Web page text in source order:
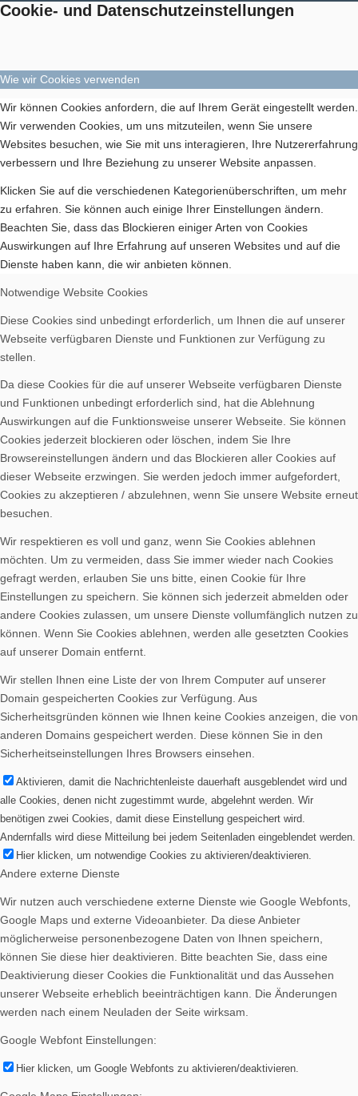
Cookie- und Datenschutzeinstellungen
Wie wir Cookies verwenden
Wir können Cookies anfordern, die auf Ihrem Gerät eingestellt werden.
Wir verwenden Cookies, um uns mitzuteilen, wenn Sie unsere
Websites besuchen, wie Sie mit uns interagieren, Ihre Nutzererfahrung
verbessern und Ihre Beziehung zu unserer Website anpassen.
Klicken Sie auf die verschiedenen Kategorienüberschriften, um mehr
zu erfahren. Sie können auch einige Ihrer Einstellungen ändern.
Beachten Sie, dass das Blockieren einiger Arten von Cookies
Auswirkungen auf Ihre Erfahrung auf unseren Websites und auf die
Dienste haben kann, die wir anbieten können.
Notwendige Website Cookies
Diese Cookies sind unbedingt erforderlich, um Ihnen die auf unserer
Webseite verfügbaren Dienste und Funktionen zur Verfügung zu
stellen.
Da diese Cookies für die auf unserer Webseite verfügbaren Dienste
und Funktionen unbedingt erforderlich sind, hat die Ablehnung
Auswirkungen auf die Funktionsweise unserer Webseite. Sie können
Cookies jederzeit blockieren oder löschen, indem Sie Ihre
Browsereinstellungen ändern und das Blockieren aller Cookies auf
dieser Webseite erzwingen. Sie werden jedoch immer aufgefordert,
Cookies zu akzeptieren / abzulehnen, wenn Sie unsere Website erneut
besuchen.
Wir respektieren es voll und ganz, wenn Sie Cookies ablehnen
möchten. Um zu vermeiden, dass Sie immer wieder nach Cookies
gefragt werden, erlauben Sie uns bitte, einen Cookie für Ihre
Einstellungen zu speichern. Sie können sich jederzeit abmelden oder
andere Cookies zulassen, um unsere Dienste vollumfänglich nutzen zu
können. Wenn Sie Cookies ablehnen, werden alle gesetzten Cookies
auf unserer Domain entfernt.
Wir stellen Ihnen eine Liste der von Ihrem Computer auf unserer
Domain gespeicherten Cookies zur Verfügung. Aus
Sicherheitsgründen können wie Ihnen keine Cookies anzeigen, die von
anderen Domains gespeichert werden. Diese können Sie in den
Sicherheitseinstellungen Ihres Browsers einsehen.
Aktivieren, damit die Nachrichtenleiste dauerhaft ausgeblendet wird und
alle Cookies, denen nicht zugestimmt wurde, abgelehnt werden. Wir
benötigen zwei Cookies, damit diese Einstellung gespeichert wird.
Andernfalls wird diese Mitteilung bei jedem Seitenladen eingeblendet werden.
Hier klicken, um notwendige Cookies zu aktivieren/deaktivieren.
Andere externe Dienste
Wir nutzen auch verschiedene externe Dienste wie Google Webfonts,
Google Maps und externe Videoanbieter. Da diese Anbieter
möglicherweise personenbezogene Daten von Ihnen speichern,
können Sie diese hier deaktivieren. Bitte beachten Sie, dass eine
Deaktivierung dieser Cookies die Funktionalität und das Aussehen
unserer Webseite erheblich beeinträchtigen kann. Die Änderungen
werden nach einem Neuladen der Seite wirksam.
Google Webfont Einstellungen:
Hier klicken, um Google Webfonts zu aktivieren/deaktivieren.